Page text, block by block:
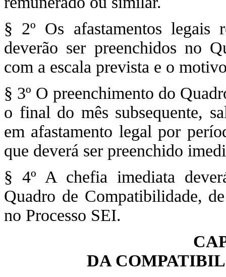
§ 2º Os afastamentos legais
deverão ser preenchidos no
com a escala prevista e o
§ 3º O preenchimento do
o final do mês subsequente,
em afastamento legal por
que deverá ser preenchido
§ 4º A chefia imediata
Quadro de Compatibilidade,
no Processo SEI.
DA